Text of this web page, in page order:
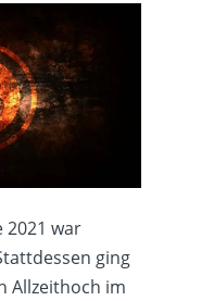
2021 war
ging
Allzeithoch im